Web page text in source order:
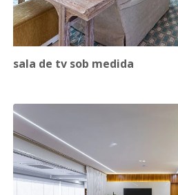
sala de tv sob medida